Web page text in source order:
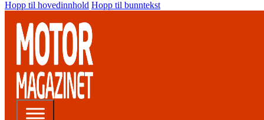
Hopp til hovedinnhold Hopp til bunntekst